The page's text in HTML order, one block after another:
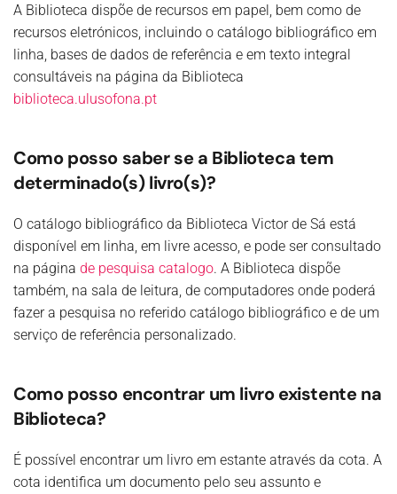
A Biblioteca dispõe de recursos em papel, bem como de
recursos eletrónicos, incluindo o catálogo bibliográfico em
linha, bases de dados de referência e em texto integral
consultáveis na página da Biblioteca
biblioteca.ulusofona.pt
Como posso saber se a Biblioteca tem
determinado(s) livro(s)?
O catálogo bibliográfico da Biblioteca Victor de Sá está
disponível em linha, em livre acesso, e pode ser consultado
na página de pesquisa catalogo. A Biblioteca dispõe
também, na sala de leitura, de computadores onde poderá
fazer a pesquisa no referido catálogo bibliográfico e de um
serviço de referência personalizado.
Como posso encontrar um livro existente na
Biblioteca?
É possível encontrar um livro em estante através da cota. A
cota identifica um documento pelo seu assunto e